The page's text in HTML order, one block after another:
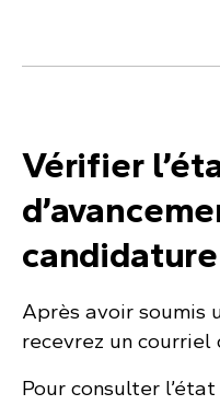
Vérifier
candidature
Après avoir soumis
recevrez un
Pour consulter